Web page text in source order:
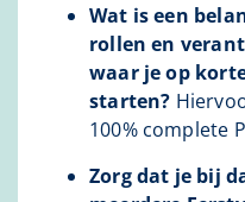
Wat is een
rollen en
waar je op
starten?
100% complete
Zorg dat je bij